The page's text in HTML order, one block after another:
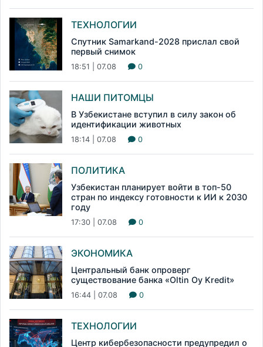
ТЕХНОЛОГИИ
Спутник Samarkand-2028 прислал свой
первый снимок
18:51 | 07.08 0
НАШИ ПИТОМЦЫ
В Узбекистане вступил в силу закон об
идентификации животных
18:14 | 07.08 0
ПОЛИТИКА
Узбекистан планирует войти в топ-50
стран по индексу готовности к ИИ к 2030
году
17:30 | 07.08 0
ЭКОНОМИКА
Центральный банк опроверг
существование банка «Oltin Oy Kredit»
16:44 | 07.08 0
ТЕХНОЛОГИИ
Центр кибербезопасности предупредил о